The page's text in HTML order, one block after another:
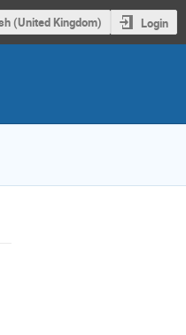
(United Kingdom) Login